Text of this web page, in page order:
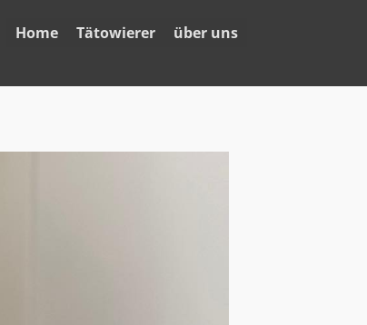
Home Tätowierer über uns